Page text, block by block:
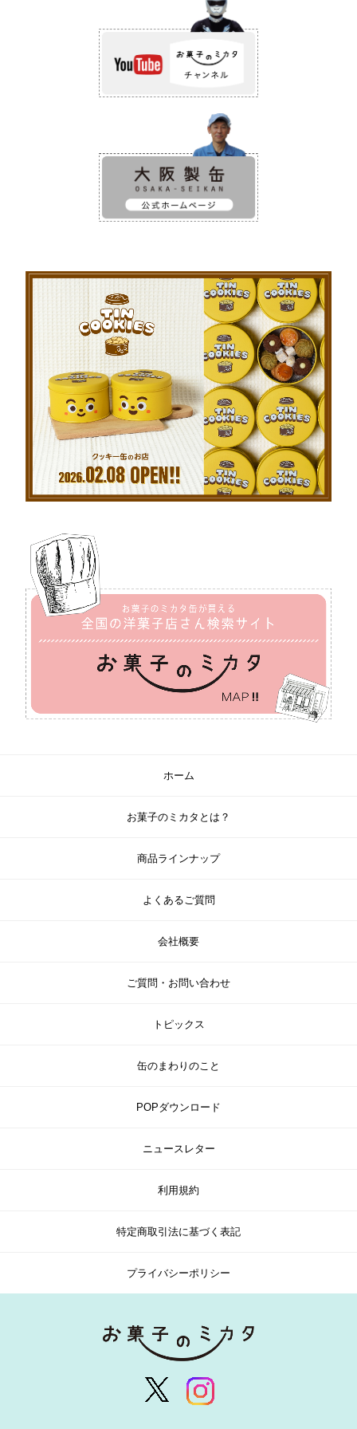
ホーム
お菓子のミカタとは？
商品ラインナップ
よくあるご質問
会社概要
ご質問・お問い合わせ
トピックス
缶のまわりのこと
POPダウンロード
ニュースレター
利用規約
特定商取引法に基づく表記
プライバシーポリシー